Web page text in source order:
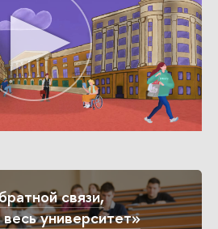
связи,
университет»